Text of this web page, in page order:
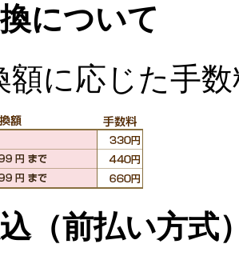
について
額に応じた手
（前払い方式